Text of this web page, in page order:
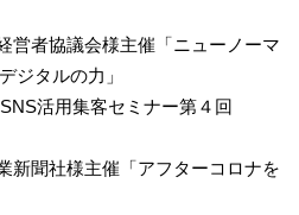
者協議会様主催「ニューノーマ
ジタルの力」
活用集客セミナー第４回
聞社様主催「アフターコロナを